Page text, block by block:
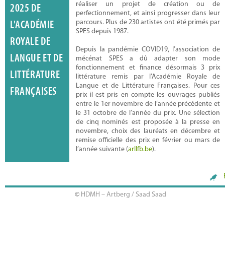
Valérie Lenders
2025 DE
L'ACADÉMIE
ROYALE DE
LANGUE ET DE
LITTÉRATURE
FRANÇAISES
réaliser un projet de création ou de
perfectionnement, et ainsi progresser dans leur
parcours. Plus de 230 artistes ont été primés par
SPES depuis 1987.
Depuis la pandémie COVID19, l’association de
mécénat SPES a dû adapter son mode
fonctionnement et finance désormais 3 prix
littérature remis par l’Académie Royale de
Langue et de Littérature Françaises. Pour ces
prix il est pris en compte les ouvrages publiés
entre le 1er novembre de l’année précédente et
le 31 octobre de l’année du prix. Une sélection
de cinq nominés est proposée à la presse en
novembre, choix des lauréats en décembre et
remise officielle des prix en février ou mars de
l’année suivante (arllfb.be).
© HDMH – Artberg / Saad Saad